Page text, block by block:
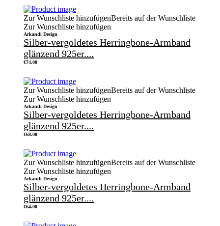
Zur Wunschliste hinzufügenBereits auf der Wunschliste
Zur Wunschliste hinzufügen
Arkandi Design
Silber-vergoldetes Herringbone-Armband
glänzend 925er....
€74.00
Zur Wunschliste hinzufügenBereits auf der Wunschliste
Zur Wunschliste hinzufügen
Arkandi Design
Silber-vergoldetes Herringbone-Armband
glänzend 925er....
€68.00
Zur Wunschliste hinzufügenBereits auf der Wunschliste
Zur Wunschliste hinzufügen
Arkandi Design
Silber-vergoldetes Herringbone-Armband
glänzend 925er....
€64.00